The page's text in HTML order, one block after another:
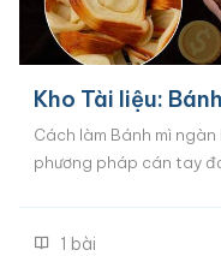
Kho Tài liệu:
Cách làm Bánh mì ngàn
phương pháp cán tay
các khoá bánh mì tại
1 bài